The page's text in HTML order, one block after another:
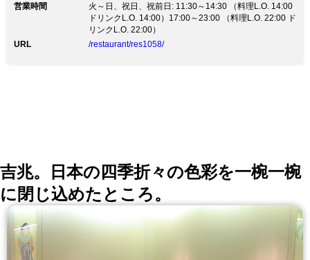
ラス席です。 デートや女子会で使えば盛り上がること
間違いなし！
営業時間
火～日、祝日、祝前日: 11:30～14:30 （料理L.O. 14:00
ドリンクL.O. 14:00）17:00～23:00 （料理L.O. 22:00 ド
リンクL.O. 22:00）
URL
/restaurant/res1058/
吉兆。日本の四季折々の色彩を一椀一椀
に閉じ込めたところ。